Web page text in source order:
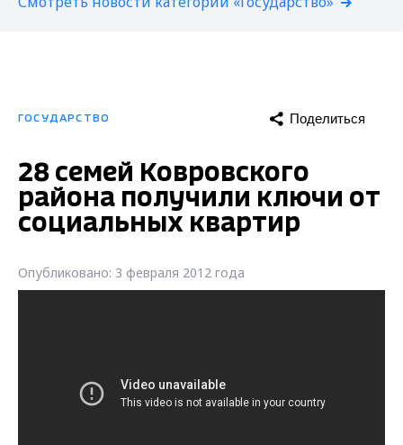
ГОСУДАРСТВО Поделиться
28 семей Ковровского
района получили ключи от
социальных квартир
Опубликовано: 3 февраля 2012 года